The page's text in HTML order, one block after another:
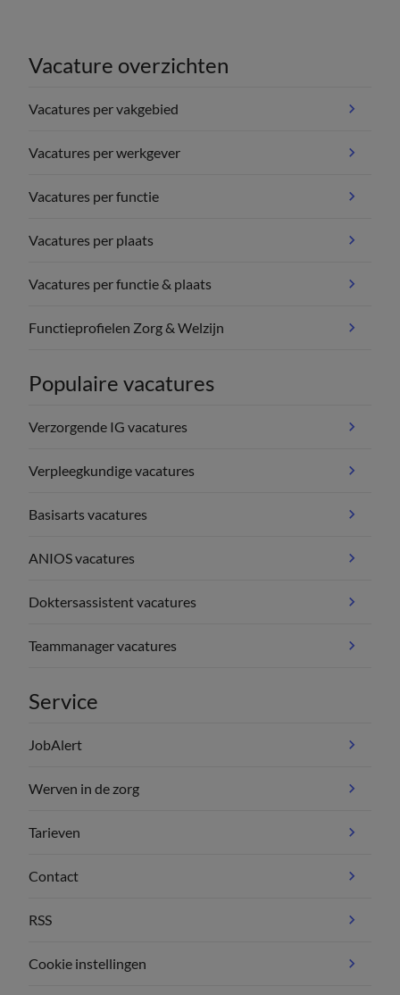
Vacature overzichten
Vacatures per vakgebied
Vacatures per werkgever
Vacatures per functie
Vacatures per plaats
Vacatures per functie & plaats
Functieprofielen Zorg & Welzijn
Populaire vacatures
Verzorgende IG vacatures
Verpleegkundige vacatures
Basisarts vacatures
ANIOS vacatures
Doktersassistent vacatures
Teammanager vacatures
Service
JobAlert
Werven in de zorg
Tarieven
Contact
RSS
Cookie instellingen